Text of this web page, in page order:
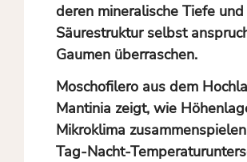
deren mineralische Tiefe
Säurestruktur selbst
Gaumen überraschen.
Moschofilero aus dem
Mantinia zeigt, wie
Mikroklima
Tag-Nacht-